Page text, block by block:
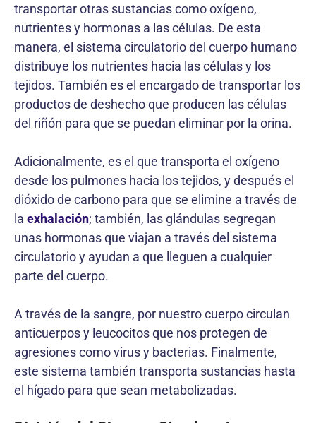
transportar otras sustancias como oxígeno,
nutrientes y hormonas a las células. De esta
manera, el sistema circulatorio del cuerpo humano
distribuye los nutrientes hacia las células y los
tejidos. También es el encargado de transportar los
productos de deshecho que producen las células
del riñón para que se puedan eliminar por la orina.
Adicionalmente, es el que transporta el oxígeno
desde los pulmones hacia los tejidos, y después el
dióxido de carbono para que se elimine a través de
la exhalación; también, las glándulas segregan
unas hormonas que viajan a través del sistema
circulatorio y ayudan a que lleguen a cualquier
parte del cuerpo.
A través de la sangre, por nuestro cuerpo circulan
anticuerpos y leucocitos que nos protegen de
agresiones como virus y bacterias. Finalmente,
este sistema también transporta sustancias hasta
el hígado para que sean metabolizadas.